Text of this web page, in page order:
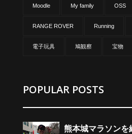
Moodle My family OSS
RANGE ROVER Running
電子玩具 鳩観察 宝物
POPULAR POSTS
熊本城マラソンを